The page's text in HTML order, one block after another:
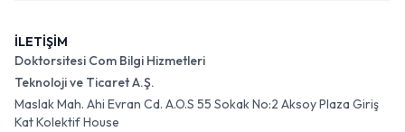
İLETİŞİM
Doktorsitesi Com Bilgi Hizmetleri
Teknoloji ve Ticaret A.Ş.
Maslak Mah. Ahi Evran Cd. A.O.S 55 Sokak No:2 Aksoy Plaza Giriş
Kat Kolektif House